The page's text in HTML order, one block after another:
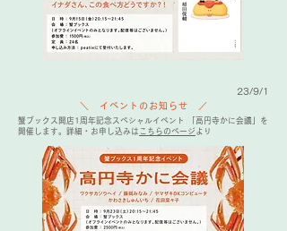
23/9/1
＼ イベントのお知らせ ／
蟹ブックス開店1周年記念スペシャルイベント 「高円寺かに会議」を
開催します。詳細・お申し込みは こちらのページ より